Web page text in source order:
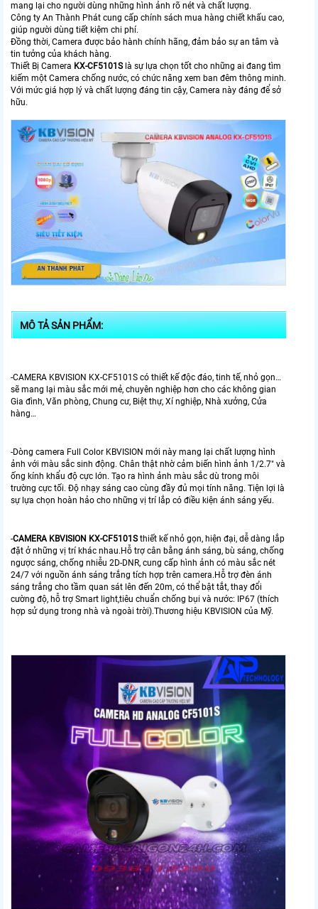
mang lại cho người dùng những hình ảnh rõ nét và chất lượng.
Công ty An Thành Phát cung cấp chính sách mua hàng chiết khấu cao,
giúp người dùng tiết kiệm chi phí.
Đồng thời, Camera được bảo hành chính hãng, đảm bảo sự an tâm và
tin tưởng của khách hàng.
Thiết Bị Camera KX-CF5101Slà sự lựa chọn tốt cho những ai đang tìm
kiếm một Camera chống nước, có chức năng xem ban đêm thông minh.
Với mức giá hợp lý và chất lượng đáng tin cậy, Camera này đáng để sở
hữu.
MÔ TẢ SẢN PHẨM:
-CAMERA KBVISION KX-CF5101S có thiết kế độc đáo, tinh tế, nhỏ gọn…
sẽ mang lại màu sắc mới mẻ, chuyên nghiệp hơn cho các không gian
Gia đình, Văn phòng, Chung cư, Biệt thự, Xí nghiệp, Nhà xưởng, Cửa
hàng…
-Dòng camera Full Color KBVISION mới này mang lại chất lượng hình
ảnh với màu sắc sinh động. Chân thật nhờ cảm biến hình ảnh 1/2.7″ và
ống kính khẩu độ cực lớn. Tạo ra hình ảnh màu sắc dù trong môi
trường cực tối. Độ nhạy sáng cao cùng đầy đủ mọi tính năng. Tiện lợi là
sự lựa chọn hoàn hảo cho những vị trí lắp có điều kiện ánh sáng yếu.
-CAMERA KBVISION KX-CF5101Sthiết kế nhỏ gọn, hiện đại, dễ dàng lắp
đặt ở những vị trí khác nhau.Hỗ trợ cân bằng ánh sáng, bù sáng, chống
ngược sáng, chống nhiễu 2D-DNR, cung cấp hình ảnh có màu sắc nét
24/7 với nguồn ánh sáng trắng tích hợp trên camera.Hỗ trợ đèn ánh
sáng trắng cho tầm quan sát lên đến 20m, có thể bật tắt, thay đổi
cường độ, hỗ trợ Smart light,tiêu chuẩn chống bụi và nước: IP67 (thích
hợp sử dụng trong nhà và ngoài trời).Thương hiệu KBVISION của Mỹ.